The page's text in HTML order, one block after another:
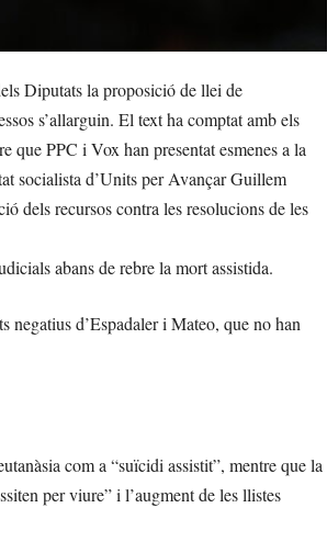
Diputats la proposició de llei de
s’allarguin. El text ha comptat amb els
que PPC i Vox han presentat esmenes a la
socialista d’Units per Avançar Guillem
dels recursos contra les resolucions de les
abans de rebre la mort assistida.
negatius d’Espadaler i Mateo, que no han
com a “suïcidi assistit”, mentre que la
per viure” i l’augment de les llistes